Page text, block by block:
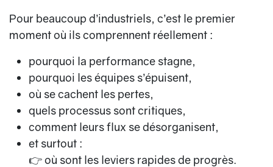
Pour beaucoup d’industriels, c’est le premier
moment où ils comprennent réellement :
pourquoi la performance stagne,
pourquoi les équipes s’épuisent,
où se cachent les pertes,
quels processus sont critiques,
comment leurs flux se désorganisent,
et surtout :
👉 où sont les leviers rapides de progrès.